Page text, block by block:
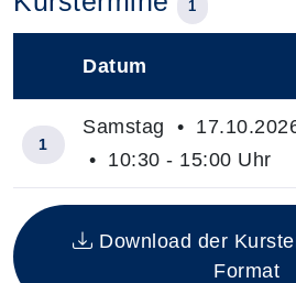
1
Insgesamt gibt es 1 Termine
Datum
1
Samstag •
• 10:30 - 15:00 Uhr
Download der
Format